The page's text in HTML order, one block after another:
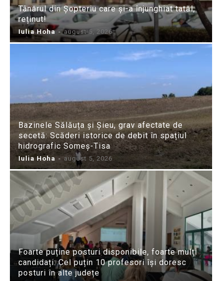
Tânărul din Șopteriu care și-a înjunghiat tatăl,
reținut!
Iulia Hoha - august 5, 2026
Bazinele Sălăuța și Șieu, grav afectate de
secetă: Scăderi istorice de debit în spațiul
hidrografic Someș-Tisa
Iulia Hoha - august 5, 2026
Foarte puține posturi disponibile, foarte mulți
candidați: Cel puțin 10 profesori își doresc
posturi în alte județe